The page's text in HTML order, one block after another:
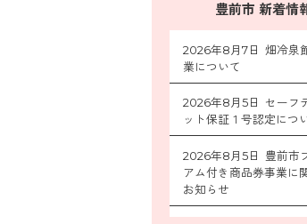
豊前市 新着情
2026年8月7日 畑冷泉
業について
2026年8月5日 セーフ
ット保証１号認定につ
2026年8月5日 豊前市
アム付き商品券事業に
お知らせ